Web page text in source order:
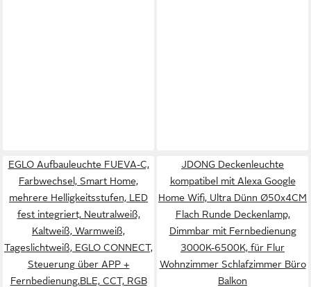
EGLO Aufbauleuchte FUEVA-C,
Farbwechsel, Smart Home,
mehrere Helligkeitsstufen, LED
fest integriert, Neutralweiß,
Kaltweiß, Warmweiß,
Tageslichtweiß, EGLO CONNECT,
Steuerung über APP +
Fernbedienung,BLE, CCT, RGB
JDONG Deckenleuchte
kompatibel mit Alexa Google
Home Wifi, Ultra Dünn Ø50x4CM
Flach Runde Deckenlamp,
Dimmbar mit Fernbedienung
3000K-6500K, für Flur
Wohnzimmer Schlafzimmer Büro
Balkon